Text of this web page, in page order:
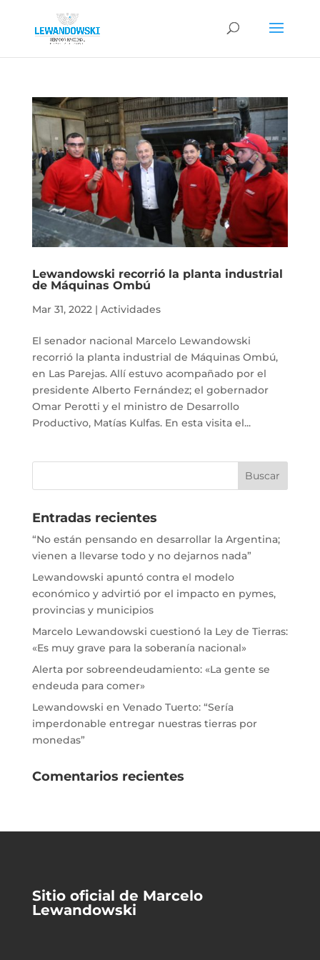
Lewandowski recorrió la planta industrial
de Máquinas Ombú
Mar 31, 2022| Actividades
El senador nacional Marcelo Lewandowski
recorrió la planta industrial de Máquinas Ombú,
en Las Parejas. Allí estuvo acompañado por el
presidente Alberto Fernández; el gobernador
Omar Perotti y el ministro de Desarrollo
Productivo, Matías Kulfas. En esta visita el...
Entradas recientes
“No están pensando en desarrollar la Argentina;
vienen a llevarse todo y no dejarnos nada”
Lewandowski apuntó contra el modelo
económico y advirtió por el impacto en pymes,
provincias y municipios
Marcelo Lewandowski cuestionó la Ley de Tierras:
«Es muy grave para la soberanía nacional»
Alerta por sobreendeudamiento: «La gente se
endeuda para comer»
Lewandowski en Venado Tuerto: “Sería
imperdonable entregar nuestras tierras por
monedas”
Comentarios recientes
Sitio oficial de Marcelo
Lewandowski